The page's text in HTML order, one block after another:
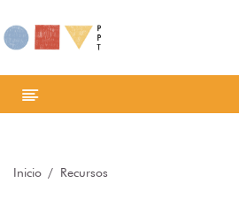
Inicio Recursos